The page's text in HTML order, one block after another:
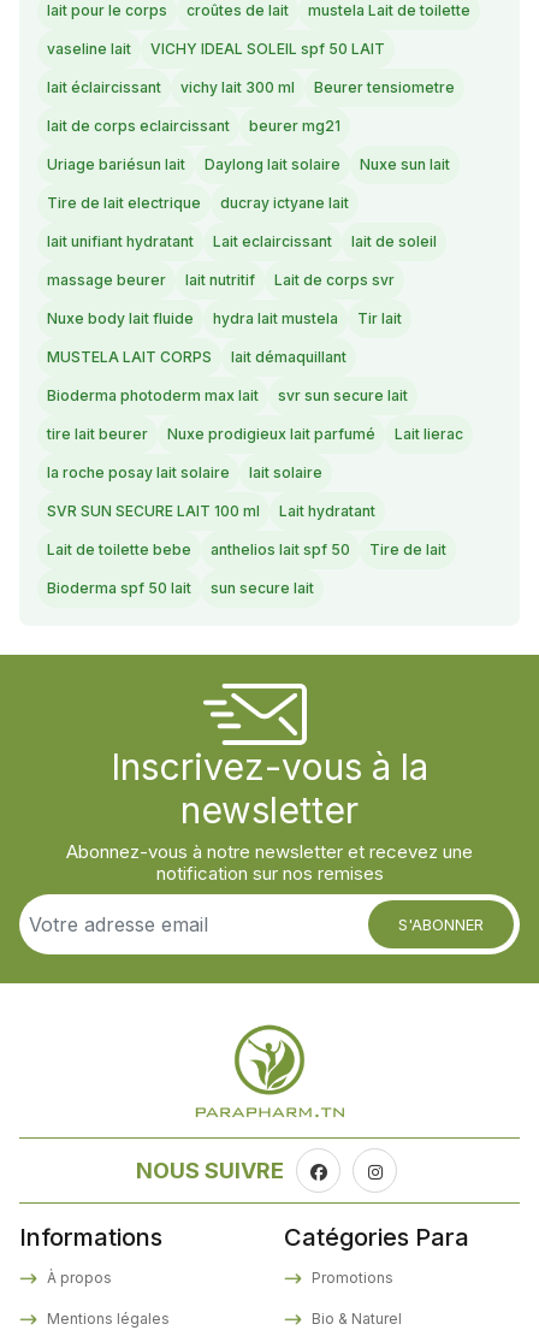
lait pour le corps croûtes de lait mustela Lait de toilette
vaseline lait VICHY IDEAL SOLEIL spf 50 LAIT
lait éclaircissant vichy lait 300 ml Beurer tensiometre
lait de corps eclaircissant beurer mg21
Uriage bariésun lait Daylong lait solaire Nuxe sun lait
Tire de lait electrique ducray ictyane lait
lait unifiant hydratant Lait eclaircissant lait de soleil
massage beurer lait nutritif Lait de corps svr
Nuxe body lait fluide hydra lait mustela Tir lait
MUSTELA LAIT CORPS lait démaquillant
Bioderma photoderm max lait svr sun secure lait
tire lait beurer Nuxe prodigieux lait parfumé Lait lierac
la roche posay lait solaire lait solaire
SVR SUN SECURE LAIT 100 ml Lait hydratant
Lait de toilette bebe anthelios lait spf 50 Tire de lait
Bioderma spf 50 lait sun secure lait
Inscrivez-vous à la
newsletter
Abonnez-vous à notre newsletter et recevez une
notification sur nos remises
S'ABONNER
NOUS SUIVRE
Informations
À propos
Mentions légales
Catégories Para
Promotions
Bio & Naturel